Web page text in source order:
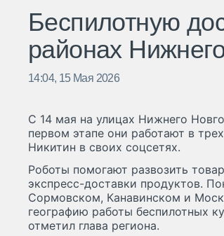
Беспилотную
районах
14:04, 15 Мая 2026
С 14 мая на улицах Нижнего
первом этапе они работают в
Никитин в своих соцсетях.
Роботы помогают развозить
экспресс-доставки продуктов.
Сормовском, Канавинском и
географию работы беспилотных
отметил глава региона.